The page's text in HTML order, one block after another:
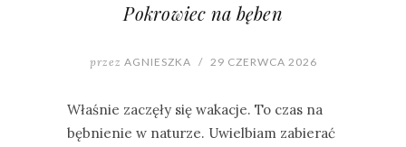
Pokrowiec na bęben
przez AGNIESZKA / 29 CZERWCA 2026
Właśnie zaczęły się wakacje. To czas na
bębnienie w naturze. Uwielbiam zabierać